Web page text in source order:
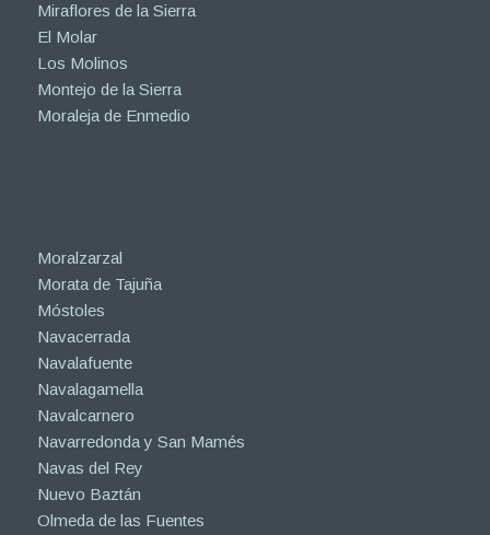
Miraflores de la Sierra
El Molar
Los Molinos
Montejo de la Sierra
Moraleja de Enmedio
Moralzarzal
Morata de Tajuña
Móstoles
Navacerrada
Navalafuente
Navalagamella
Navalcarnero
Navarredonda y San Mamés
Navas del Rey
Nuevo Baztán
Olmeda de las Fuentes